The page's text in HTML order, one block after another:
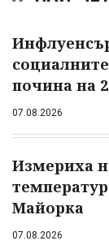
почина на
07.08.2026
Измериха
Майорка
07.08.2026